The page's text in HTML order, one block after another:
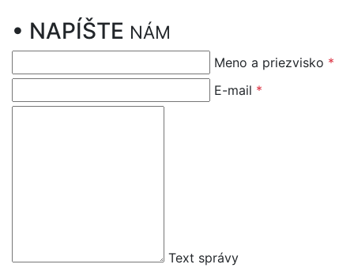
• NAPÍŠTE NÁM
Meno a priezvisko *
E-mail *
Text správy